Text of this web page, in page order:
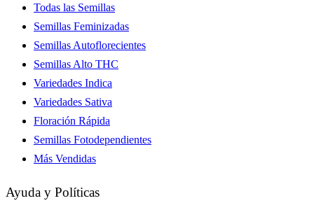
Todas las Semillas
Semillas Feminizadas
Semillas Autoflorecientes
Semillas Alto THC
Variedades Indica
Variedades Sativa
Floración Rápida
Semillas Fotodependientes
Más Vendidas
Ayuda y Políticas